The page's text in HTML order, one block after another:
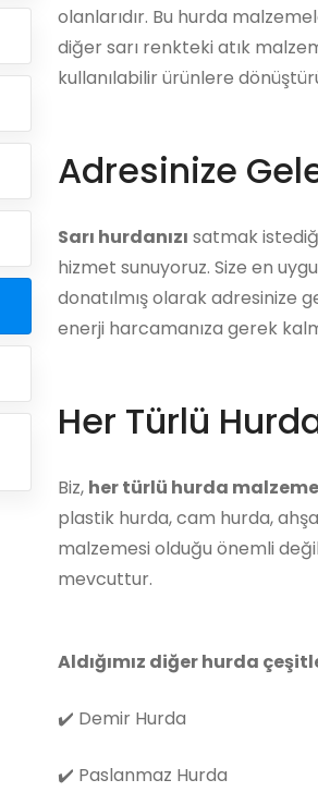
olanlarıdır. Bu hurda
diğer sarı renkteki atık
kullanılabilir ürünlere
Adresinize
Sarı hurdanızı satmak
hizmet sunuyoruz. Size en
donatılmış olarak adresinize
enerji harcamanıza gerek
Her Türlü
Biz, her türlü hurda
plastik hurda, cam hurda,
malzemesi olduğu önemli
mevcuttur.
Aldığımız diğer hurda
✔️ Demir Hurda
✔️ Paslanmaz Hurda